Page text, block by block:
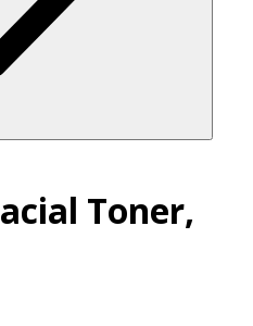
Toner,